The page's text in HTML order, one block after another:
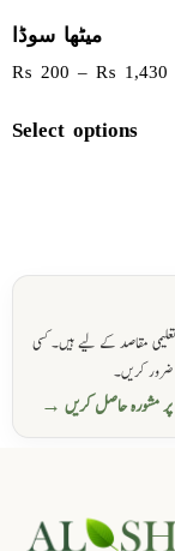
میٹھا سوڈا
₨ 200 – ₨ 1,430
Select options
مقاصد کے لیے ہیں۔ کسی
ضرور کریں۔
مشورہ حاصل کریں →